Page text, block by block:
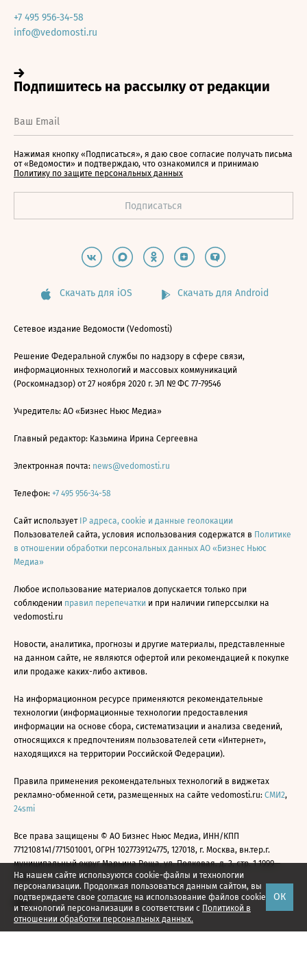
На нашем сайте используются cookie-файлы и технологии
персонализации. Продолжая пользоваться данным сайтом, вы
подтверждаете свое согласие на использование файлов cookie
и технологий персонализации в соответствии с Политикой в
отношении обработки персональных данных.
ОК
+7 495 956-34-58
info@vedomosti.ru
Нажимая кнопку «Подписаться», я даю свое согласие получать письма
от «Ведомости» и подтверждаю, что ознакомился и принимаю
Политику по защите персональных данных
Скачать для iOS Скачать для Android
Сетевое издание Ведомости (Vedomosti)
Решение Федеральной службы по надзору в сфере связи,
информационных технологий и массовых коммуникаций
(Роскомнадзор) от 27 ноября 2020 г. ЭЛ № ФС 77-79546
Учредитель: АО «Бизнес Ньюс Медиа»
Главный редактор: Казьмина Ирина Сергеевна
Электронная почта: news@vedomosti.ru
Телефон: +7 495 956-34-58
Сайт использует IP адреса, cookie и данные геолокации
Пользователей сайта, условия использования содержатся в Политике
в отношении обработки персональных данных АО «Бизнес Ньюс
Медиа»
Любое использование материалов допускается только при
соблюдении правил перепечатки и при наличии гиперссылки на
vedomosti.ru
Новости, аналитика, прогнозы и другие материалы, представленные
на данном сайте, не являются офертой или рекомендацией к покупке
или продаже каких-либо активов.
На информационном ресурсе применяются рекомендательные
технологии (информационные технологии предоставления
информации на основе сбора, систематизации и анализа сведений,
относящихся к предпочтениям пользователей сети «Интернет»,
находящихся на территории Российской Федерации).
Правила применения рекомендательных технологий в виджетах
рекламно-обменной сети, размещенных на сайте vedomosti.ru: СМИ2,
24smi
Все права защищены © АО Бизнес Ньюс Медиа, ИНН/КПП
7712108141/771501001, ОГРН 1027739124775, 127018, г. Москва, вн.тер.г.
муниципальный округ Марьина Роща, ул. Полковая, д. 3, стр. 1 1999—
2026